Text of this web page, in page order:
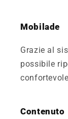
Mobilade
Grazie al
possibile
Contenuto